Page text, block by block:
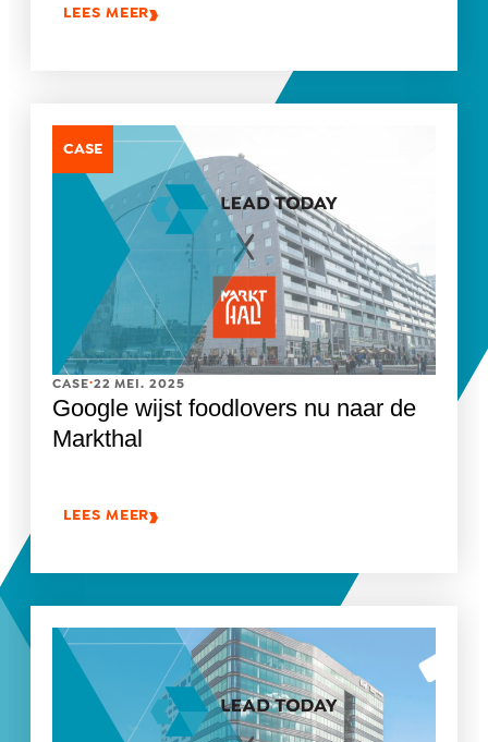
LEES MEER
CASE
CASE.22 MEI. 2025
Google wijst foodlovers nu naar de
Markthal
LEES MEER